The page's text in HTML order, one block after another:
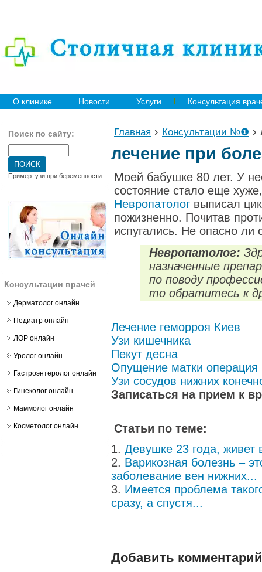
О клинике Новости Услуги Консультация
Поиск по сайту:
Пример: узи при беременности
Консультации врачей
Дерматолог онлайн
Педиатр онлайн
ЛОР онлайн
Уролог онлайн
Гастроэнтеролог онлайн
Гинеколог онлайн
Маммолог онлайн
Косметолог онлайн
Главная › Консультации №❶ ›
лечение при
Моей бабушке 80 лет. У
состояние стало еще
Невропатолог выписал
пожизненно. Почитав
испугались. Не опасно ли
Невропатолог:
назначенные
по поводу
то обратитесь к
Лечение геморроя Киев
Узи кишечника
Пекут десна
Опущение матки операция
Узи сосудов нижних
Записаться на прием к
Статьи по теме:
Девушке 23 года, живет
Варикозная болезнь –
заболевание вен нижних...
Имеется проблема
сразу, а спустя...
Добавить комментарий